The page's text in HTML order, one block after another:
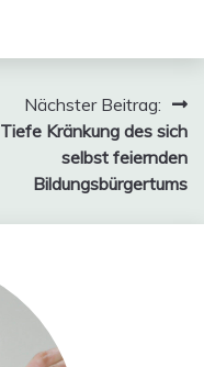
Nächster Beitrag:
Tiefe Kränkung des sich
selbst feiernden
Bildungsbürgertums